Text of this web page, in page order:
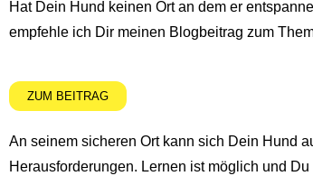
Hat Dein Hund keinen Ort an dem er
empfehle ich Dir meinen Blogbeitrag zum
ZUM BEITRAG
An seinem sicheren Ort kann sich Dein Hund
Herausforderungen. Lernen ist möglich und